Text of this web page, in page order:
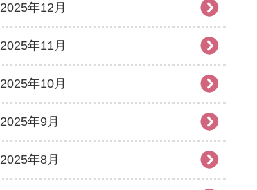
2025年12月
2025年11月
2025年10月
2025年9月
2025年8月